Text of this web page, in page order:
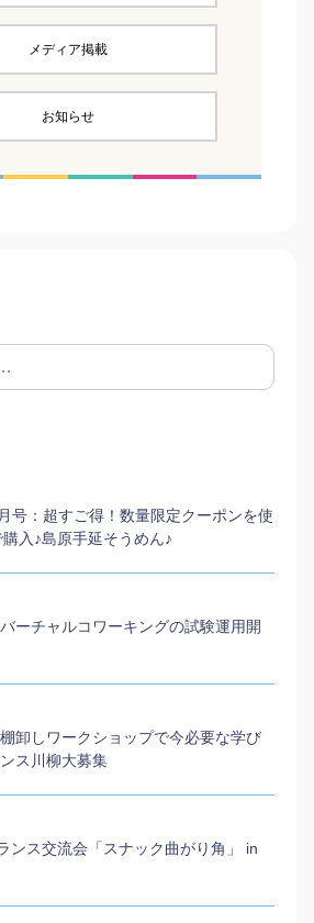
メディア掲載
お知らせ
号：超すご得！数量限定クーポンを使
入♪島原手延そうめん♪
ーチャルコワーキングの試験運用開
卸しワークショップで今必要な学び
ス川柳大募集
ンス交流会「スナック曲がり角」 in